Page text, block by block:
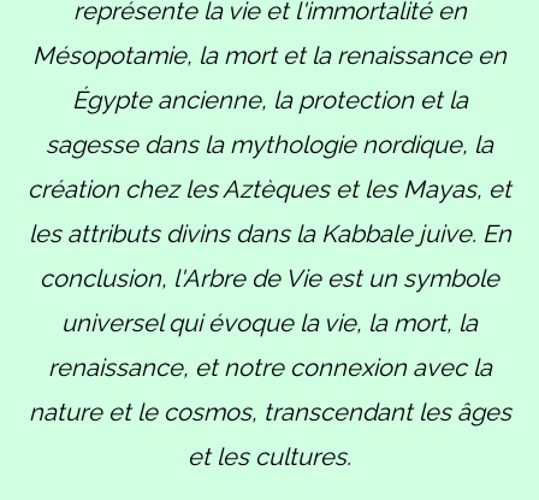
représente la vie et l'immortalité en
Mésopotamie, la mort et la renaissance en
Égypte ancienne, la protection et la
sagesse dans la mythologie nordique, la
création chez les Aztèques et les Mayas, et
les attributs divins dans la Kabbale juive. En
conclusion, l'Arbre de Vie est un symbole
universel qui évoque la vie, la mort, la
renaissance, et notre connexion avec la
nature et le cosmos, transcendant les âges
et les cultures.